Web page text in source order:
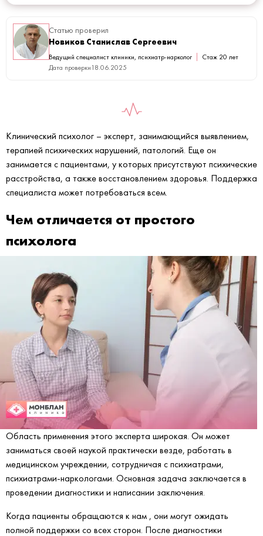
Статью проверил
Новиков Станислав Сергеевич
Ведущий специалист клиники, психиатр-нарколог
Стаж 20 лет
Дата проверки 18.06.2025
Клинический психолог – эксперт, занимающийся выявлением,
терапией психических нарушений, патологий. Еще он
занимается с пациентами, у которых присутствуют психические
расстройства, а также восстановлением здоровья. Поддержка
специалиста может потребоваться всем.
Чем отличается от простого
психолога
Область применения этого эксперта широкая. Он может
заниматься своей наукой практически везде, работать в
медицинском учреждении, сотрудничая с психиатрами,
психиатрами-наркологами. Основная задача заключается в
проведении диагностики и написании заключения.
Когда пациенты обращаются к нам , они могут ожидать
полной поддержки со всех сторон. После диагностики